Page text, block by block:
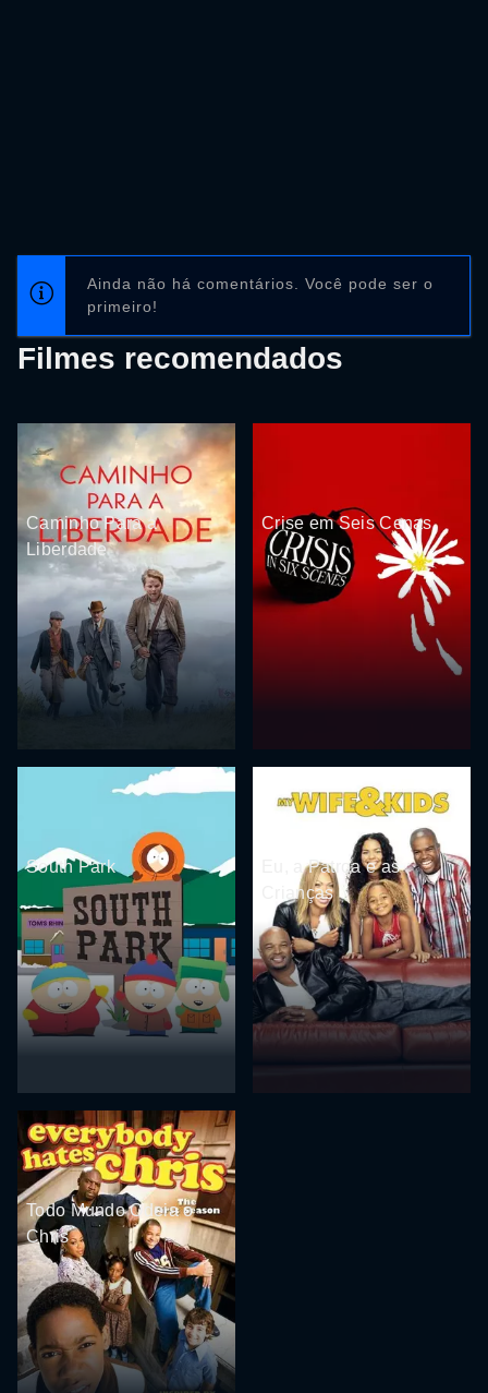
Ainda não há comentários. Você pode ser o
primeiro!
Filmes recomendados
Caminho Para a
Liberdade
Crise em Seis Cenas
South Park
Eu, a Patroa e as
Crianças
Todo Mundo Odeia o
Chris